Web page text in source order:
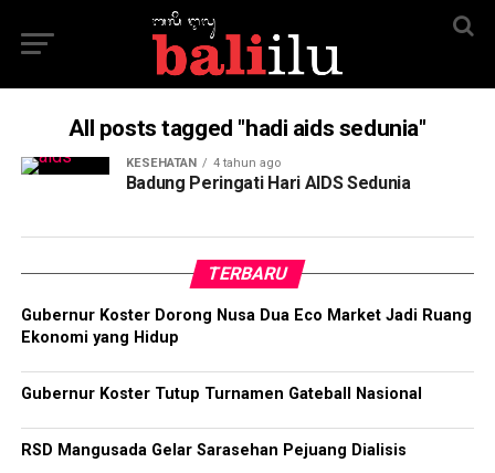
All posts tagged "hadi aids sedunia"
KESEHATAN 4 tahun ago
Badung Peringati Hari AIDS Sedunia
TERBARU
Gubernur Koster Dorong Nusa Dua Eco Market Jadi Ruang
Ekonomi yang Hidup
Gubernur Koster Tutup Turnamen Gateball Nasional
RSD Mangusada Gelar Sarasehan Pejuang Dialisis